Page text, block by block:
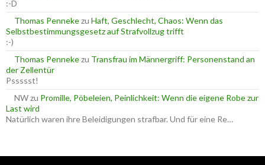
:-D
Thomas Pennekezu Haft, Geschlecht, Chaos: Wenn das
Selbstbestimmungsgesetz auf Strafvollzug trifft
:-)
Thomas Pennekezu Transfrau im Männergriff: Personenstand an
der Zellentür
Pssssst!
NWzu Promille, Pöbeleien, Peinlichkeit: Wenn die eigene Robe zur
Last wird
Natürlich waren ihre Beleidigungen strafbar. Und für eine Re…